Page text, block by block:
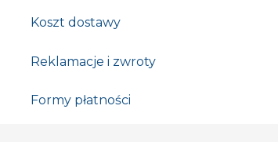
Koszt dostawy
Reklamacje i zwroty
Formy płatności